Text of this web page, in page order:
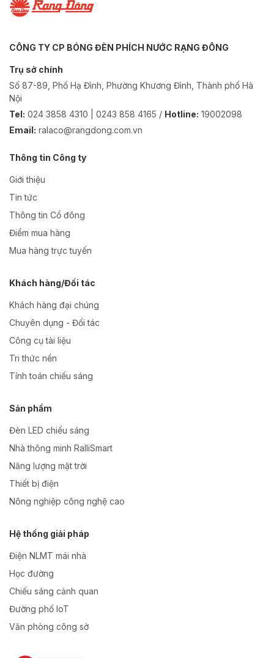
CÔNG TY CP BÓNG ĐÈN PHÍCH NƯỚC RẠNG ĐÔNG
Trụ sở chính
Số 87-89, Phố Hạ Đình, Phường Khương Đình, Thành phố Hà
Nội
Tel: 024 3858 4310 | 0243 858 4165 / Hotline: 19002098
Email: ralaco@rangdong.com.vn
Thông tin Công ty
Giới thiệu
Tin tức
Thông tin Cổ đông
Điểm mua hàng
Mua hàng trực tuyến
Khách hàng/Đối tác
Khách hàng đại chúng
Chuyên dụng - Đối tác
Công cụ tài liệu
Tri thức nền
Tính toán chiếu sáng
Sản phẩm
Đèn LED chiếu sáng
Nhà thông minh RalliSmart
Năng lượng mặt trời
Thiết bị điện
Nông nghiệp công nghệ cao
Hệ thống giải pháp
Điện NLMT mái nhà
Học đường
Chiếu sáng cảnh quan
Đường phố IoT
Văn phòng công sở